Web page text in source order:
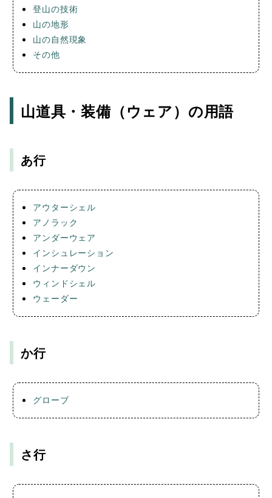
登山の技術
山の地形
山の自然現象
その他
山道具・装備（ウェア）の用語
あ行
アウターシェル
アノラック
アンダーウェア
インシュレーション
インナーダウン
ウィンドシェル
ウェーダー
か行
グローブ
さ行